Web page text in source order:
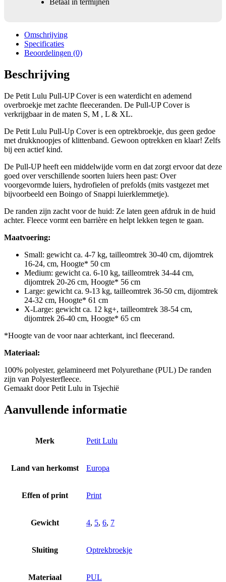
Betaal in termijnen
Omschrijving
Specificaties
Beoordelingen (0)
Beschrijving
De Petit Lulu Pull-UP Cover is een waterdicht en ademend
overbroekje met zachte fleeceranden. De Pull-UP Cover is
verkrijgbaar in de maten S, M , L & XL.
De Petit Lulu Pull-Up Cover is een optrekbroekje, dus geen gedoe
met drukknoopjes of klittenband. Gewoon optrekken en klaar! Zelfs
bij een actief kind.
De Pull-UP heeft een middelwijde vorm en dat zorgt ervoor dat deze
goed over verschillende soorten luiers heen past: Over
voorgevormde luiers, hydrofielen of prefolds (mits vastgezet met
bijvoorbeeld een Boingo of Snappi luierklemmetje).
De randen zijn zacht voor de huid: Ze laten geen afdruk in de huid
achter. Fleece vormt een barrière en helpt lekken tegen te gaan.
Maatvoering:
Small: gewicht ca. 4-7 kg, tailleomtrek 30-40 cm, dijomtrek
16-24, cm, Hoogte* 50 cm
Medium: gewicht ca. 6-10 kg, tailleomtrek 34-44 cm,
dijomtrek 20-26 cm, Hoogte* 56 cm
Large: gewicht ca. 9-13 kg, tailleomtrek 36-50 cm, dijomtrek
24-32 cm, Hoogte* 61 cm
X-Large: gewicht ca. 12 kg+, tailleomtrek 38-54 cm,
dijomtrek 26-40 cm, Hoogte* 65 cm
*Hoogte van de voor naar achterkant, incl fleecerand.
Materiaal:
100% polyester, gelamineerd met Polyurethane (PUL) De randen
zijn van Polyesterfleece.
Gemaakt door Petit Lulu in Tsjechië
Aanvullende informatie
Merk Petit Lulu
Land van herkomst Europa
Effen of print Print
Gewicht 4, 5, 6, 7
Sluiting Optrekbroekje
Materiaal PUL